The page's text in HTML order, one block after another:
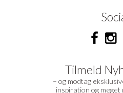
Tilmeld
– og modtag
inspiration og